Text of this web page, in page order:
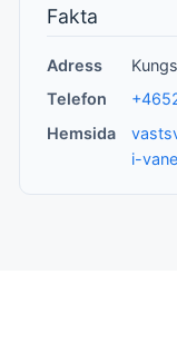
Fakta
Adress
Telefon
Hemsida
i-